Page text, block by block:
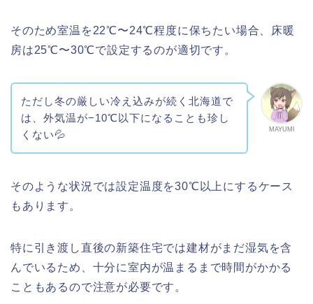
そのため室温を22℃〜24℃程度に保ちたい場合、床暖
房は25℃〜30℃で設定するのが適切です。
MAYUMI
ただし冬の厳しい冷え込みが続く北海道で
は、外気温が−10℃以下になることも珍し
くない💦
そのような状況では設定温度を30℃以上にするケース
もあります。
特に引き渡し直後の新築住宅では建材がまだ湿気を含
んでいるため、十分に室内が温まるまで時間がかかる
こともあるので注意が必要です。